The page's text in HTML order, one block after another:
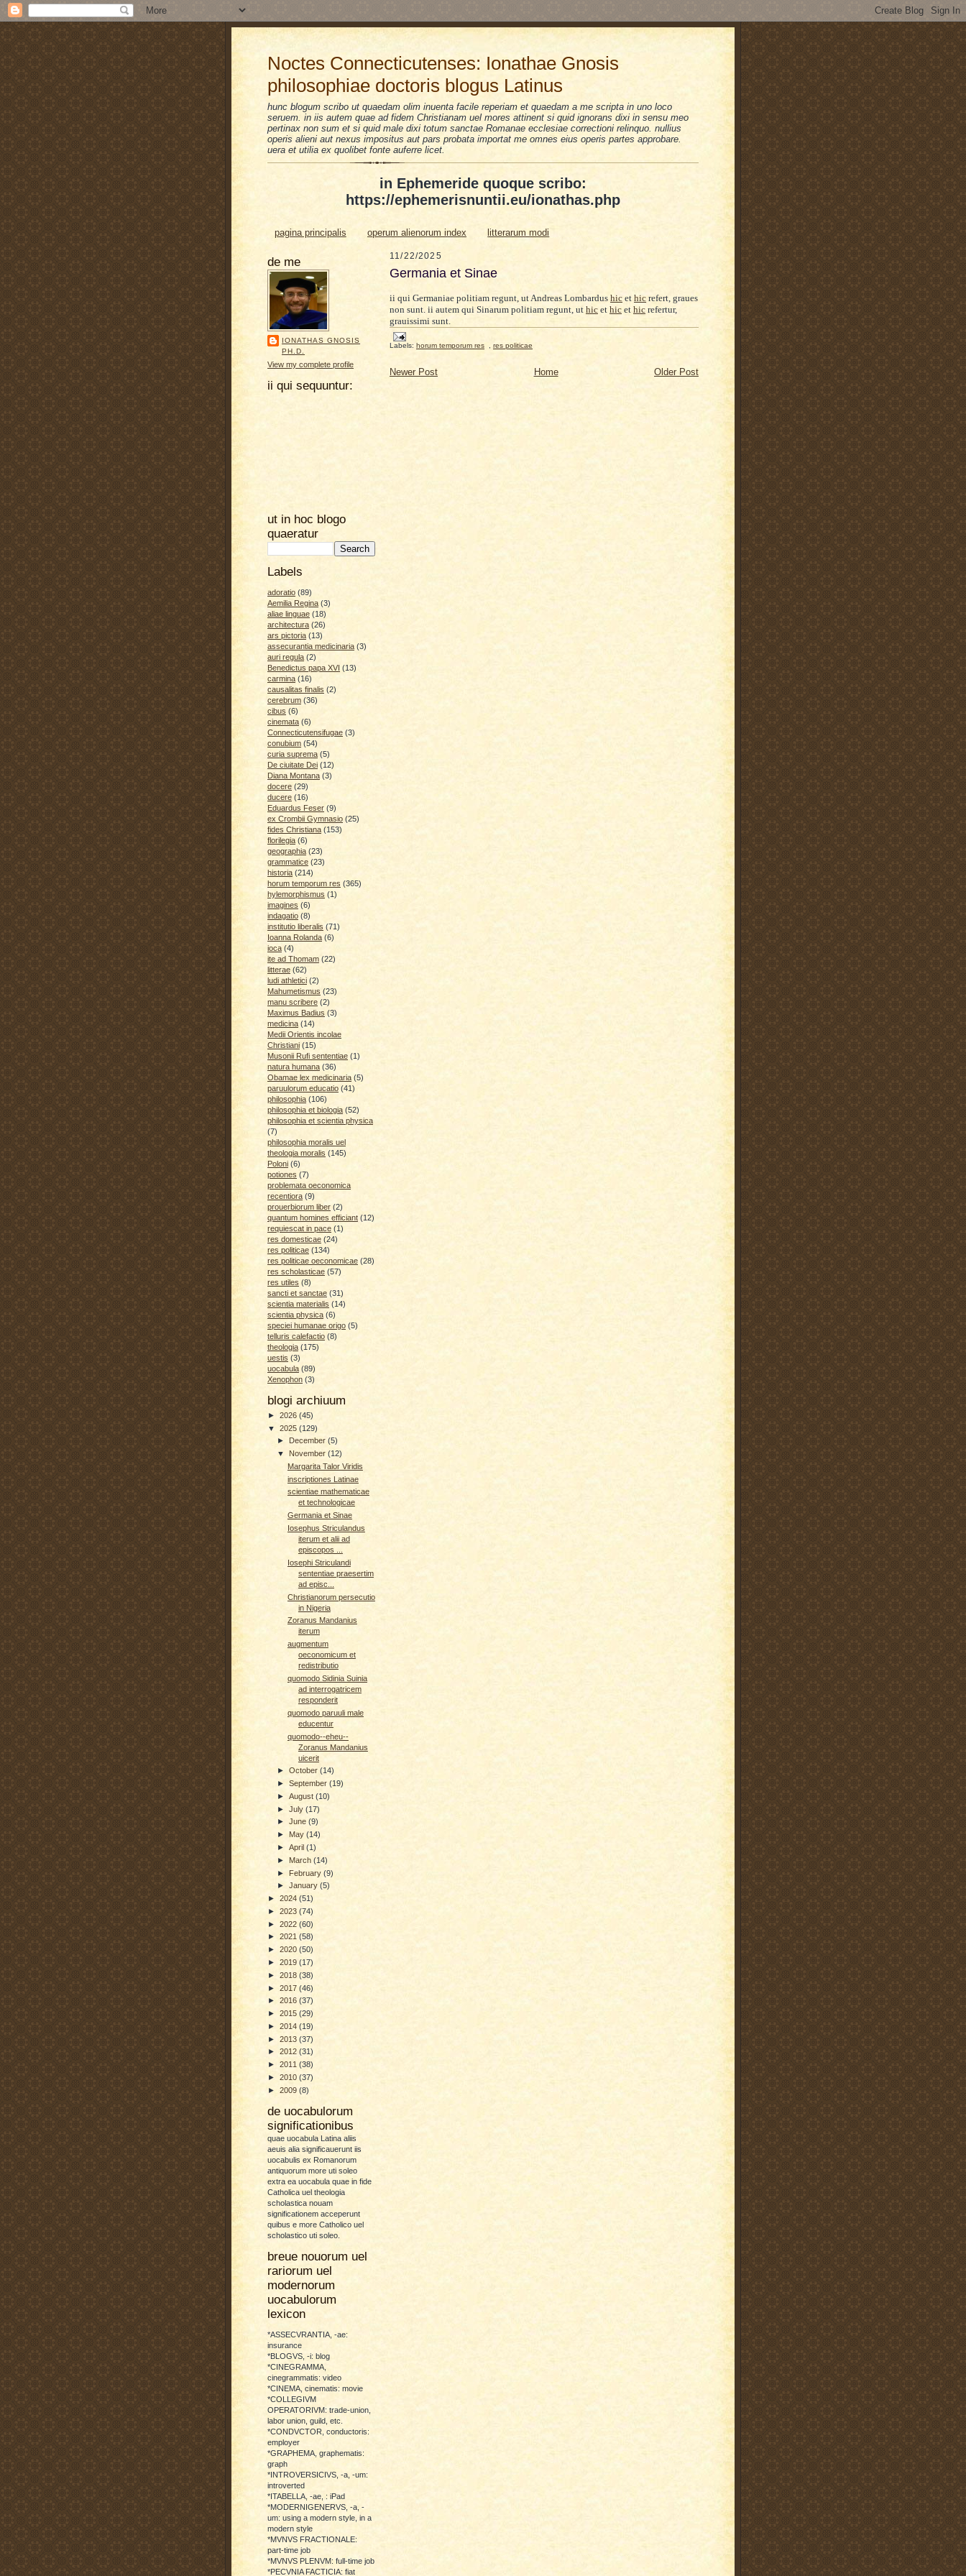
Noctes Connecticutenses: Ionathae Gnosis
philosophiae doctoris blogus Latinus
hunc blogum scribo ut quaedam olim inuenta facile reperiam et quaedam a me scripta in uno loco
seruem. in iis autem quae ad fidem Christianam uel mores attinent si quid ignorans dixi in sensu meo
pertinax non sum et si quid male dixi totum sanctae Romanae ecclesiae correctioni relinquo. nullius
operis alieni aut nexus impositus aut pars probata importat me omnes eius operis partes approbare.
uera et utilia ex quolibet fonte auferre licet.
in Ephemeride quoque scribo:
https://ephemerisnuntii.eu/ionathas.php
pagina principalis operum alienorum index litterarum modi
de me
IONATHAS GNOSIS
PH.D.
View my complete profile
ii qui sequuntur:
ut in hoc blogo
quaeratur
Labels
adoratio (89)
Aemilia Regina (3)
aliae linguae (18)
architectura (26)
ars pictoria (13)
assecurantia medicinaria (3)
auri regula (2)
Benedictus papa XVI (13)
carmina (16)
causalitas finalis (2)
cerebrum (36)
cibus (6)
cinemata (6)
Connecticutensifugae (3)
conubium (54)
curia suprema (5)
De ciuitate Dei (12)
Diana Montana (3)
docere (29)
ducere (16)
Eduardus Feser (9)
ex Crombii Gymnasio (25)
fides Christiana (153)
florilegia (6)
geographia (23)
grammatice (23)
historia (214)
horum temporum res (365)
hylemorphismus (1)
imagines (6)
indagatio (8)
institutio liberalis (71)
Ioanna Rolanda (6)
ioca (4)
ite ad Thomam (22)
litterae (62)
ludi athletici (2)
Mahumetismus (23)
manu scribere (2)
Maximus Badius (3)
medicina (14)
Medii Orientis incolae
Christiani (15)
Musonii Rufi sententiae (1)
natura humana (36)
Obamae lex medicinaria (5)
paruulorum educatio (41)
philosophia (106)
philosophia et biologia (52)
philosophia et scientia physica
(7)
philosophia moralis uel
theologia moralis (145)
Poloni (6)
potiones (7)
problemata oeconomica
recentiora (9)
prouerbiorum liber (2)
quantum homines efficiant (12)
requiescat in pace (1)
res domesticae (24)
res politicae (134)
res politicae oeconomicae (28)
res scholasticae (57)
res utiles (8)
sancti et sanctae (31)
scientia materialis (14)
scientia physica (6)
speciei humanae origo (5)
telluris calefactio (8)
theologia (175)
uestis (3)
uocabula (89)
Xenophon (3)
blogi archiuum
► 2026 (45)
▼ 2025 (129)
►
December(5)
▼ November(12)
Margarita Talor Viridis
inscriptiones Latinae
scientiae mathematicae
et technologicae
Germania et Sinae
Iosephus Striculandus
iterum et alii ad
episcopos ...
Iosephi Striculandi
sententiae praesertim
ad episc...
Christianorum persecutio
in Nigeria
Zoranus Mandanius
iterum
augmentum
oeconomicum et
redistributio
quomodo Sidinia Suinia
ad interrogatricem
responderit
quomodo paruuli male
educentur
quomodo--eheu--
Zoranus Mandanius
uicerit
►October(14)
►September(19)
►August(10)
►July(17)
►June(9)
► May(14)
►April(1)
► March(14)
►February(9)
►January(5)
► 2024 (51)
► 2023 (74)
► 2022 (60)
► 2021 (58)
► 2020 (50)
► 2019 (17)
► 2018 (38)
► 2017 (46)
► 2016 (37)
► 2015 (29)
► 2014 (19)
► 2013 (37)
► 2012 (31)
► 2011 (38)
► 2010 (37)
► 2009 (8)
de uocabulorum
significationibus
quae uocabula Latina aliis
aeuis alia significauerunt iis
uocabulis ex Romanorum
antiquorum more uti soleo
extra ea uocabula quae in fide
Catholica uel theologia
scholastica nouam
significationem acceperunt
quibus e more Catholico uel
scholastico uti soleo.
breue nouorum uel
rariorum uel
modernorum
uocabulorum
lexicon
*ASSECVRANTIA, -ae:
insurance
*BLOGVS, -i: blog
*CINEGRAMMA,
cinegrammatis: video
*CINEMA, cinematis: movie
*COLLEGIVM
OPERATORIVM: trade-union,
labor union, guild, etc.
*CONDVCTOR, conductoris:
employer
*GRAPHEMA, graphematis:
graph
*INTROVERSICIVS, -a, -um:
introverted
*ITABELLA, -ae, : iPad
*MODERNIGENERVS, -a, -
um: using a modern style, in a
modern style
*MVNVS FRACTIONALE:
part-time job
*MVNVS PLENVM: full-time job
*PECVNIA FACTICIA: fiat
11/22/2025
Germania et Sinae
ii qui Germaniae politiam regunt, ut Andreas Lombardus hic et hic refert, graues
non sunt. ii autem qui Sinarum politiam regunt, ut hic et hic et hic refertur,
grauissimi sunt.
Labels: horum temporum res res politicae
Newer Post Older Post
Home